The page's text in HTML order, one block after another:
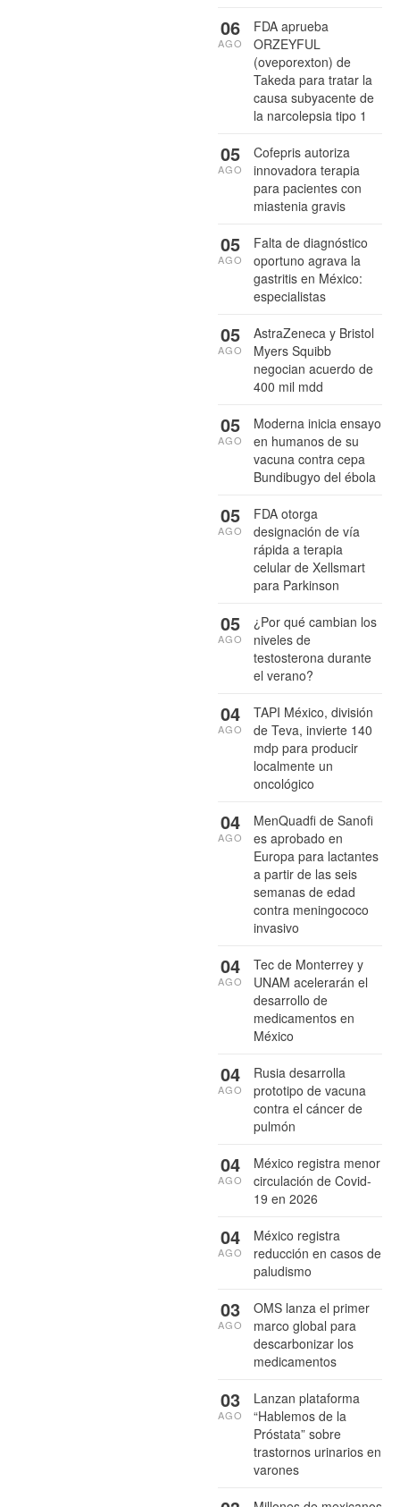
FDA aprueba
ORZEYFUL
(oveporexton) de
Takeda para tratar la
causa subyacente de
la narcolepsia tipo 1
06
AGO
Cofepris autoriza
innovadora terapia
para pacientes con
miastenia gravis
05
AGO
Falta de diagnóstico
oportuno agrava la
gastritis en México:
especialistas
05
AGO
AstraZeneca y Bristol
Myers Squibb
negocian acuerdo de
400 mil mdd
05
AGO
Moderna inicia ensayo
en humanos de su
vacuna contra cepa
Bundibugyo del ébola
05
AGO
FDA otorga
designación de vía
rápida a terapia
celular de Xellsmart
para Parkinson
05
AGO
¿Por qué cambian los
niveles de
testosterona durante
el verano?
05
AGO
TAPI México, división
de Teva, invierte 140
mdp para producir
localmente un
oncológico
04
AGO
MenQuadfi de Sanofi
es aprobado en
Europa para lactantes
a partir de las seis
semanas de edad
contra meningococo
invasivo
04
AGO
Tec de Monterrey y
UNAM acelerarán el
desarrollo de
medicamentos en
México
04
AGO
Rusia desarrolla
prototipo de vacuna
contra el cáncer de
pulmón
04
AGO
México registra menor
circulación de Covid-
19 en 2026
04
AGO
México registra
reducción en casos de
paludismo
04
AGO
OMS lanza el primer
marco global para
descarbonizar los
medicamentos
03
AGO
Lanzan plataforma
“Hablemos de la
Próstata” sobre
trastornos urinarios en
varones
03
AGO